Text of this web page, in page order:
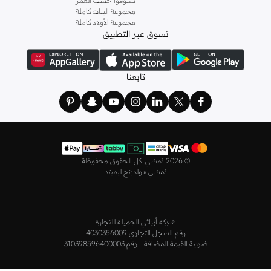
في الملعب، بينما يمكن ارتداء بلوزة بدون أكمام أسفل مجموعة متنوعة من القمصان
خلال الأسبوع. ولم تنسَ اديداس أن تهتم بدفء جسمك أثناء التدريب بالخارج مع بدلة
رياضية مقاومة للماء والهواء وبناطيل رياضية ضيقة. وإذا كنت من هواة ممارسة الأنشطة
الرياضية الكثيفة، ننصحك بارتداء لباس ضيق للجري مع
بناطيل رياضيةأو بناطيل
مقاومة للماء لإطلالة شتوية لا تسبب لك أي إزعاج تحافظ على راحتك طوال الوقت.
تعرف على أحدث تشكيلة للرجال من اديداس في نمشي، وجدّد مظهرك في عطلة نهاية
الأسبوع مع تيشيرتات ذات شعار مميز منسقة مع سويت شيرتات مترهلة وجينزات
سوداء مستقيمة مع حقيبة ظهر أنيقة لمظهر متكامل.
ملابس أديداس للنساء مثالية للمرأة العصرية والرياضية التي تتمتع بإحساس رائع
بالأناقة. علامة تجارية عالمية رائدة تقدم ملابس للنساء ومعدات و
جميع أنحاء العالم. تصميمات اديداس النسائية ملائمة لتمرينات اللياقة البدنية والجري
وبناطيل وليقنز ولانجري و هوديات وسويت شيرتات
جاكيتات ومعاطفو بلايزوجوارب وشورتات وملابس سباحة وفساتين
وازياء حوامل وتنانير لتمنحك الراحة والأداء المتميز في صالة الألعاب الرياضية وفي
مجموعة البنات كاملة
مجموعة الأولاد كاملة
تسوق عبر التطبيق
تابعنا
© 2026 نمشي. كل الحقوق محفوظة
نمشي هولدينج ليميتد
شركة أزيائي الجميلة للتجارة
رقم السجل التجاري 4030356009
ضريبة القيمة المضافة - رقم 310398596400003